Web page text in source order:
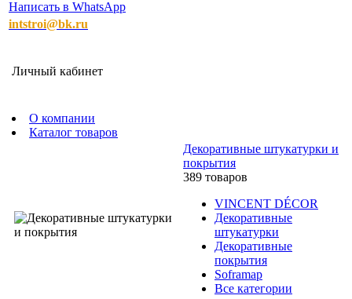
Написать в WhatsApp
intstroi@bk.ru
Личный кабинет
О компании
Каталог товаров
Декоративные штукатурки и
покрытия
389 товаров
VINCENT DÉCOR
Декоративные
штукатурки
Декоративные
покрытия
Soframap
Все категории